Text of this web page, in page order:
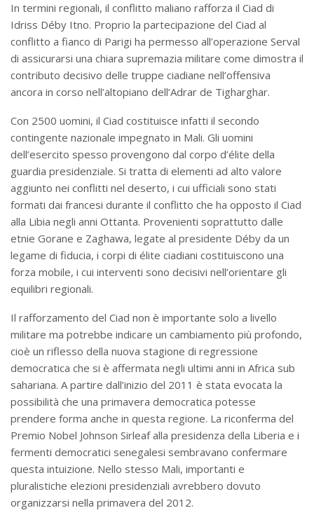
In termini regionali, il conflitto maliano rafforza il Ciad di
Idriss Déby Itno. Proprio la partecipazione del Ciad al
conflitto a fianco di Parigi ha permesso all’operazione Serval
di assicurarsi una chiara supremazia militare come dimostra il
contributo decisivo delle truppe ciadiane nell’offensiva
ancora in corso nell’altopiano dell’Adrar de Tigharghar.
Con 2500 uomini, il Ciad costituisce infatti il secondo
contingente nazionale impegnato in Mali. Gli uomini
dell’esercito spesso provengono dal corpo d’élite della
guardia presidenziale. Si tratta di elementi ad alto valore
aggiunto nei conflitti nel deserto, i cui ufficiali sono stati
formati dai francesi durante il conflitto che ha opposto il Ciad
alla Libia negli anni Ottanta. Provenienti soprattutto dalle
etnie Gorane e Zaghawa, legate al presidente Déby da un
legame di fiducia, i corpi di élite ciadiani costituiscono una
forza mobile, i cui interventi sono decisivi nell’orientare gli
equilibri regionali.
Il rafforzamento del Ciad non è importante solo a livello
militare ma potrebbe indicare un cambiamento più profondo,
cioè un riflesso della nuova stagione di regressione
democratica che si è affermata negli ultimi anni in Africa sub
sahariana. A partire dall’inizio del 2011 è stata evocata la
possibilità che una primavera democratica potesse
prendere forma anche in questa regione. La riconferma del
Premio Nobel Johnson Sirleaf alla presidenza della Liberia e i
fermenti democratici senegalesi sembravano confermare
questa intuizione. Nello stesso Mali, importanti e
pluralistiche elezioni presidenziali avrebbero dovuto
organizzarsi nella primavera del 2012.